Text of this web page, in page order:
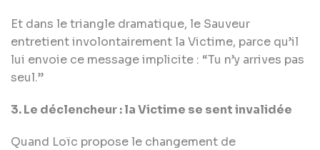
Et dans le triangle dramatique, le Sauveur
entretient involontairement la Victime, parce qu’il
lui envoie ce message implicite : “Tu n’y arrives pas
seul.”
3. Le déclencheur : la Victime se sent invalidée
Quand Loïc propose le changement de